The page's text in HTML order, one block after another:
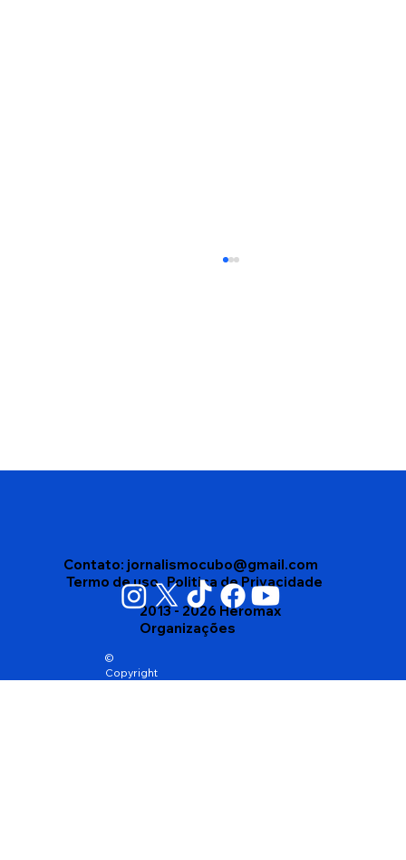
Polícia Civil da Bahia abre concurso
Contato: jornalismocubo@gmail.com
Termo de uso Politica de Privacidade
©
Copyright
2013 - 2026 Heromax
Organizações